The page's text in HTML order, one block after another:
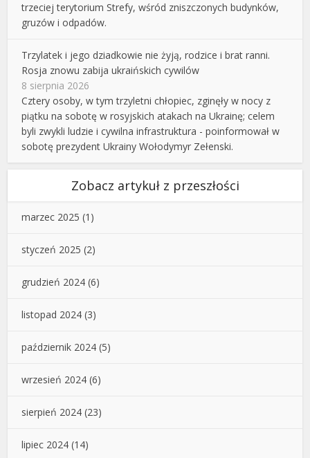
trzeciej terytorium Strefy, wśród zniszczonych budynków,
gruzów i odpadów.
Trzylatek i jego dziadkowie nie żyją, rodzice i brat ranni.
Rosja znowu zabija ukraińskich cywilów
8 sierpnia 2026
Cztery osoby, w tym trzyletni chłopiec, zginęły w nocy z
piątku na sobotę w rosyjskich atakach na Ukrainę; celem
byli zwykli ludzie i cywilna infrastruktura - poinformował w
sobotę prezydent Ukrainy Wołodymyr Zełenski.
Zobacz artykuł z przeszłości
marzec 2025 (1)
styczeń 2025 (2)
grudzień 2024 (6)
listopad 2024 (3)
październik 2024 (5)
wrzesień 2024 (6)
sierpień 2024 (23)
lipiec 2024 (14)